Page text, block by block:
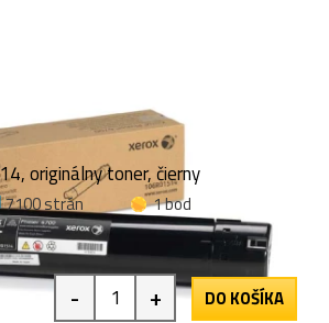
originálny toner, čierny
7100 strán
1 bod
- + DO KOŠÍKA